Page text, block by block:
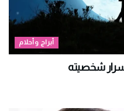
أبراج وأحلام
شخصيته